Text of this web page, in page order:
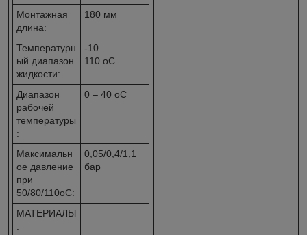
Монтажная
длина:
180 мм
Температурн
ый диапазон
жидкости:
-10 –
110 oC
Диапазон
рабочей
температуры
:
0 – 40 oC
Максимальн
ое давление
при
50/80/110oC:
0,05/0,4/1,1
бар
МАТЕРИАЛЫ
: